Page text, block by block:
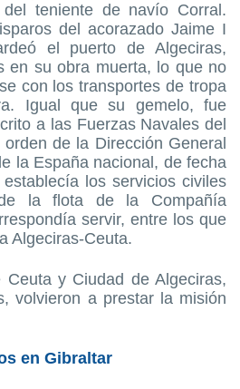
teniente de navío Corral.
del acorazado Jaime I
el puerto de Algeciras,
en su obra muerta, lo que no
con los transportes de tropa
Igual que su gemelo, fue
a las Fuerzas Navales del
de la Dirección General
la España nacional, de fecha
los servicios civiles
la flota de la Compañía
servir, entre los que
Algeciras-Ceuta.
y Ciudad de Algeciras,
volvieron a prestar la misión
en Gibraltar